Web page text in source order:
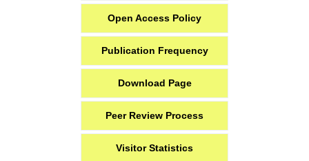
Open Access Policy
Publication Frequency
Download Page
Peer Review Process
Visitor Statistics